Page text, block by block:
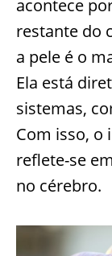
acontece
restante do
a pele é o
Ela está
sistemas,
Com isso, o
reflete-se
no cérebro.